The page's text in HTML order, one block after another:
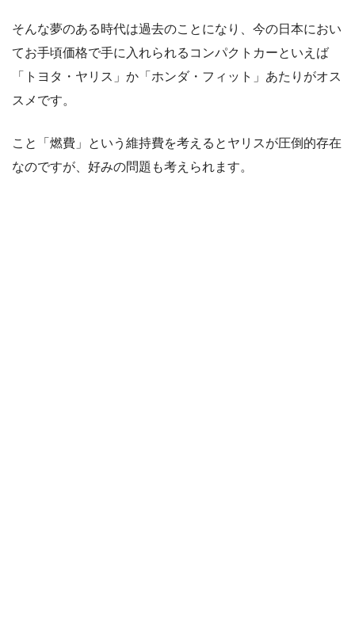
そんな夢のある時代は過去のことになり、今の日本におい
てお手頃価格で手に入れられるコンパクトカーといえば
「トヨタ・ヤリス」か「ホンダ・フィット」あたりがオス
スメです。
こと「燃費」という維持費を考えるとヤリスが圧倒的存在
なのですが、好みの問題も考えられます。